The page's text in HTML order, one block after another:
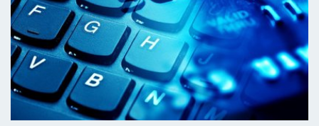
займов
или экспресс кредитов, сумевших затянуть вас
Погашение и оплата, возможно, необдуманного и
кредитования часто становится теннисным мячиком в
невозможно проглотить, постоянно чувствуешь
побыстрей от него избавиться. Такое объединение в
оказывается выгодней изначального метода
решения по перекредитации в интернете вы должны
возможную выгоду. Возможно, что большую часть